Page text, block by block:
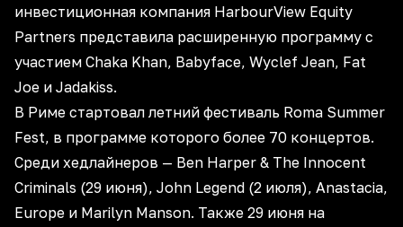
инвестиционная компания HarbourView Equity
Partners представила расширенную программу с
участием Chaka Khan, Babyface, Wyclef Jean, Fat
Joe и Jadakiss.
В Риме стартовал летний фестиваль Roma Summer
Fest, в программе которого более 70 концертов.
Среди хедлайнеров — Ben Harper & The Innocent
Criminals (29 июня), John Legend (2 июля), Anastacia,
Europe и Marilyn Manson. Также 29 июня на